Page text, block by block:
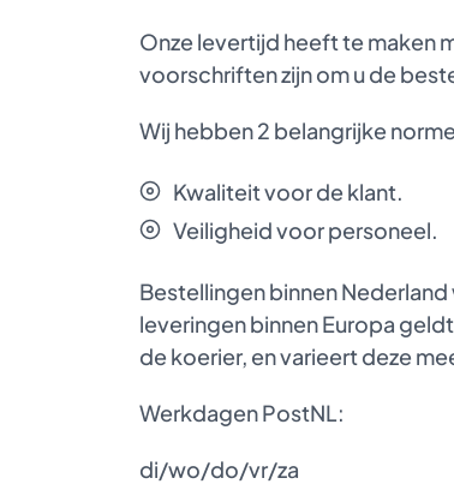
Onze levertijd heeft te maken
voorschriften zijn om u de
Wij hebben 2 belangrijke
Kwaliteit voor de klant.
Veiligheid voor personeel.
Bestellingen binnen
leveringen binnen Europa
de koerier, en varieert deze
Werkdagen PostNL:
di/wo/do/vr/za